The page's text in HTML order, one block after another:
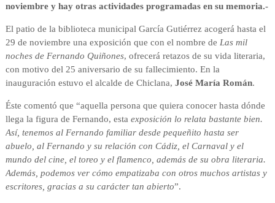
noviembre y hay otras actividades programadas en su memoria.-
El patio de la biblioteca municipal García Gutiérrez acogerá hasta el
29 de noviembre una exposición que con el nombre de Las mil
noches de Fernando Quiñones, ofrecerá retazos de su vida literaria,
con motivo del 25 aniversario de su fallecimiento. En la
inauguración estuvo el alcalde de Chiclana, José María Román.
Éste comentó que “aquella persona que quiera conocer hasta dónde
llega la figura de Fernando, esta exposición lo relata bastante bien.
Así, tenemos al Fernando familiar desde pequeñito hasta ser
abuelo, al Fernando y su relación con Cádiz, el Carnaval y el
mundo del cine, el toreo y el flamenco, además de su obra literaria.
Además, podemos ver cómo empatizaba con otros muchos artistas y
escritores, gracias a su carácter tan abierto”.